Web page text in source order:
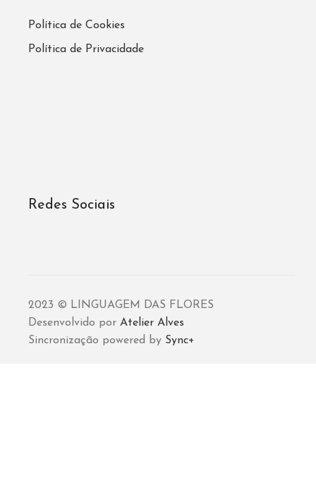
Política de Cookies
Política de Privacidade
Redes Sociais
2023 © LINGUAGEM DAS FLORES
Desenvolvido por Atelier Alves
Sincronização powered by Sync+